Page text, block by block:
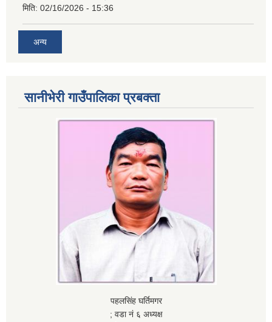
मिति: 02/16/2026 - 15:36
अन्य
सानीभेरी गाउँपालिका प्रबक्ता
पहलसिंह घर्तिमगर
; वडा नं ६ अध्यक्ष